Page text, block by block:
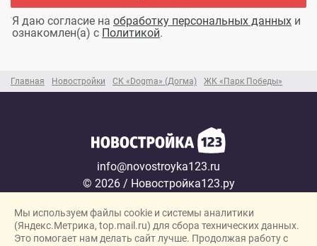
Главная Новостройки СК «Dogma» (Догма) ЖК «Парк Победы»
Я даю согласие на обработку персональных данных и
ознакомлен(а) с Политикой.
info@novostroyka123.ru
© 2026 / Новостройка123.ру
Политика конфиденциальности
Согласие на обработку персональных данных
Мы используем файлы cookie и системы аналитики
(Яндекс.Метрика, top.mail.ru) для сбора технических данных.
Это помогает нам делать сайт лучше. Продолжая работу с